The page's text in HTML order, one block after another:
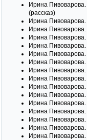
Ирина Пивоварова.
(рассказ)
Ирина Пивоварова.
Ирина Пивоварова.
Ирина Пивоварова.
Ирина Пивоварова.
Ирина Пивоварова.
Ирина Пивоварова.
Ирина Пивоварова.
Ирина Пивоварова.
Ирина Пивоварова.
Ирина Пивоварова.
Ирина Пивоварова.
Ирина Пивоварова.
Ирина Пивоварова.
Ирина Пивоварова.
Ирина Пивоварова.